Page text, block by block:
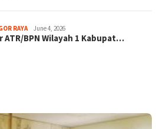
RAYA June 4, 2026
ATR/BPN Wilayah 1 Kabupat…